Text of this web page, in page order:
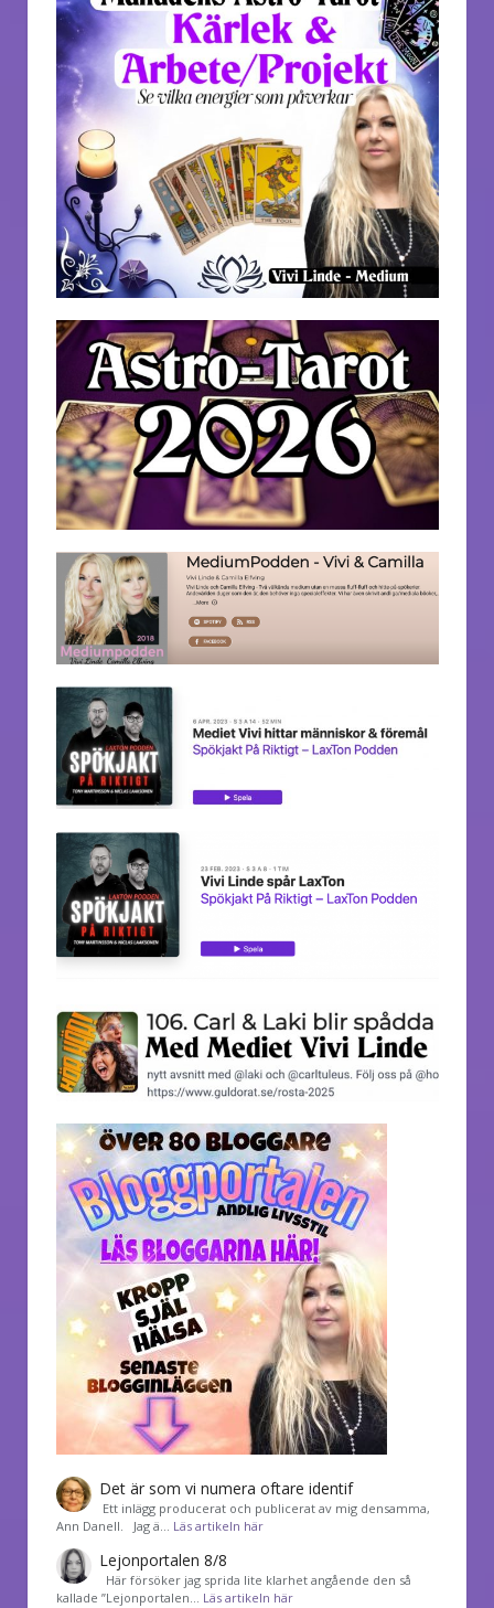
Det är som vi numera oftare identif
͏ Ett inlägg producerat och publicerat av mig densamma,
Ann Danell. Jag ä… Läs artikeln här
Lejonportalen 8/8
Här försöker jag sprida lite klarhet angående den så
kallade ”Lejonportalen… Läs artikeln här